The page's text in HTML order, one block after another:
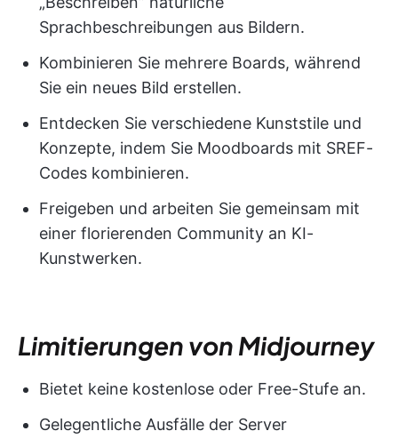
Sprachbeschreibungen aus Bildern.
Kombinieren Sie mehrere Boards, während
Sie ein neues Bild erstellen.
Entdecken Sie verschiedene Kunststile und
Konzepte, indem Sie Moodboards mit SREF-
Codes kombinieren.
Freigeben und arbeiten Sie gemeinsam mit
einer florierenden Community an KI-
Kunstwerken.
Limitierungen von Midjourney
Bietet keine kostenlose oder Free-Stufe an.
Gelegentliche Ausfälle der Server